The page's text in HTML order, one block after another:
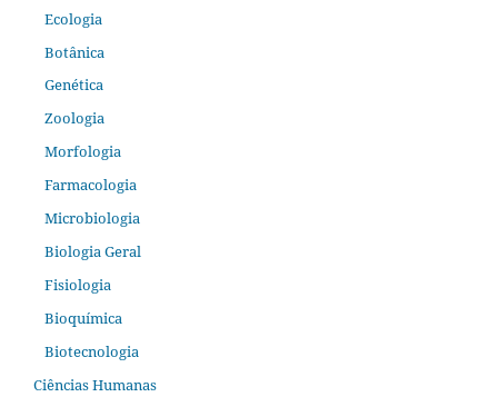
Ecologia
Botânica
Genética
Zoologia
Morfologia
Farmacologia
Microbiologia
Biologia Geral
Fisiologia
Bioquímica
Biotecnologia
Ciências Humanas